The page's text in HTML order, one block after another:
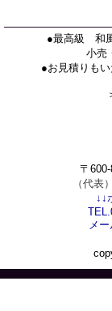
●最高級 和
小売
●お見積りも
〒
（代表
↓↓
メー